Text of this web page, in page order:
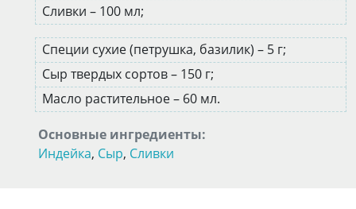
Сливки – 100 мл;
Специи сухие (петрушка, базилик) – 5 г;
Сыр твердых сортов – 150 г;
Масло растительное – 60 мл.
Основные ингредиенты:
Индейка, Сыр, Сливки